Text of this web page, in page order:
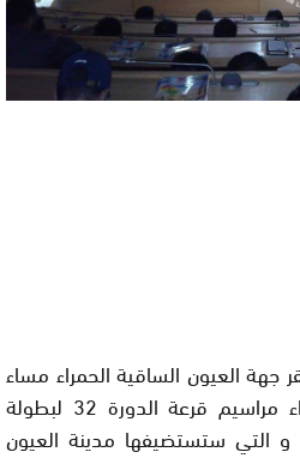
جهة العيون الساقية الحمراء مساء
الجمعة 15 أبريل 2016 اجراء مراسيم قرعة الدورة 32 لبطولة
و التي ستستضيفها مدينة العيون